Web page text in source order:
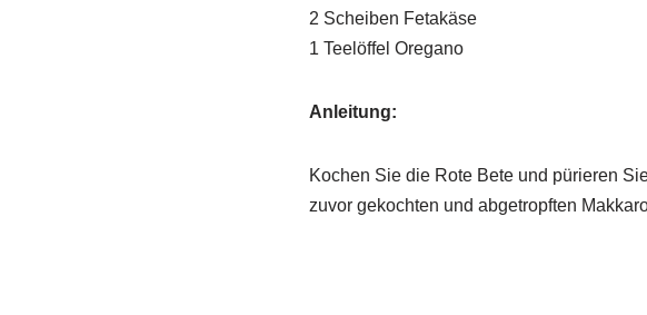
2 Scheiben Fetakäse
1 Teelöffel Oregano
Anleitung:
Kochen Sie die Rote Bete und pürieren
zuvor gekochten und abgetropften